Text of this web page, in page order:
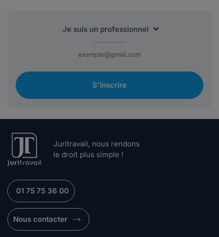
S'inscrire
Juritravail, nous rendons
le droit plus simple !
01 75 75 36 00
Nous contacter